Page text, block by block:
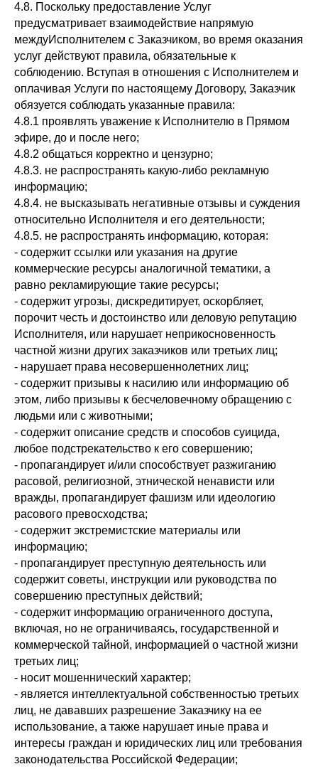
4.8. Поскольку предоставление Услуг
предусматривает взаимодействие напрямую
междуИсполнителем с Заказчиком, во время оказания
услуг действуют правила, обязательные к
соблюдению. Вступая в отношения с Исполнителем и
оплачивая Услуги по настоящему Договору, Заказчик
обязуется соблюдать указанные правила:
4.8.1 проявлять уважение к Исполнителю в Прямом
эфире, до и после него;
4.8.2 общаться корректно и цензурно;
4.8.3. не распространять какую-либо рекламную
информацию;
4.8.4. не высказывать негативные отзывы и суждения
относительно Исполнителя и его деятельности;
4.8.5. не распространять информацию, которая:
- содержит ссылки или указания на другие
коммерческие ресурсы аналогичной тематики, а
равно рекламирующие такие ресурсы;
- содержит угрозы, дискредитирует, оскорбляет,
порочит честь и достоинство или деловую репутацию
Исполнителя, или нарушает неприкосновенность
частной жизни других заказчиков или третьих лиц;
- нарушает права несовершеннолетних лиц;
- содержит призывы к насилию или информацию об
этом, либо призывы к бесчеловечному обращению с
людьми или с животными;
- содержит описание средств и способов суицида,
любое подстрекательство к его совершению;
- пропагандирует и/или способствует разжиганию
расовой, религиозной, этнической ненависти или
вражды, пропагандирует фашизм или идеологию
расового превосходства;
- содержит экстремистские материалы или
информацию;
- пропагандирует преступную деятельность или
содержит советы, инструкции или руководства по
совершению преступных действий;
- содержит информацию ограниченного доступа,
включая, но не ограничиваясь, государственной и
коммерческой тайной, информацией о частной жизни
третьих лиц;
- носит мошеннический характер;
- является интеллектуальной собственностью третьих
лиц, не дававших разрешение Заказчику на ее
использование, а также нарушает иные права и
интересы граждан и юридических лиц или требования
законодательства Российской Федерации;